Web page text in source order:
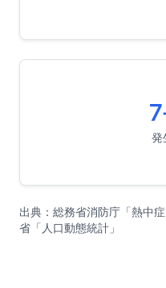
発
出典：総務省消防庁「熱中
省「人口動態統計」